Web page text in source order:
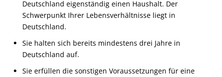
Deutschland eigenständig einen Haushalt. Der
Schwerpunkt Ihrer Lebensverhältnisse liegt in
Deutschland.
Sie halten sich bereits mindestens drei Jahre in
Deutschland auf.
Sie erfüllen die sonstigen Voraussetzungen für eine